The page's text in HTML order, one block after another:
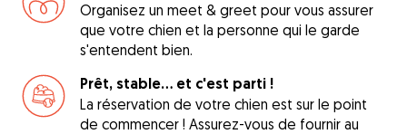
Organisez un meet & greet pour vous assurer
que votre chien et la personne qui le garde
s'entendent bien.
Prêt, stable... et c'est parti !
La réservation de votre chien est sur le point
de commencer ! Assurez-vous de fournir au